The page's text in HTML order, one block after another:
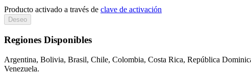
Producto activado a través de clave de activación
Deseo
Regiones Disponibles
Argentina, Bolivia, Brasil, Chile, Colombia, Costa Rica, República
Venezuela.